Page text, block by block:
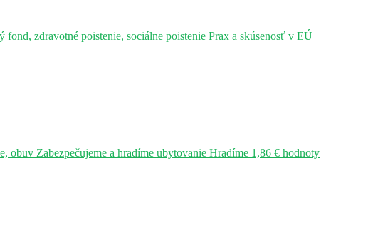
zdravotné poistenie, sociálne poistenie Prax a skúsenosť v EÚ
obuv Zabezpečujeme a hradíme ubytovanie Hradíme 1,86 € hodnoty